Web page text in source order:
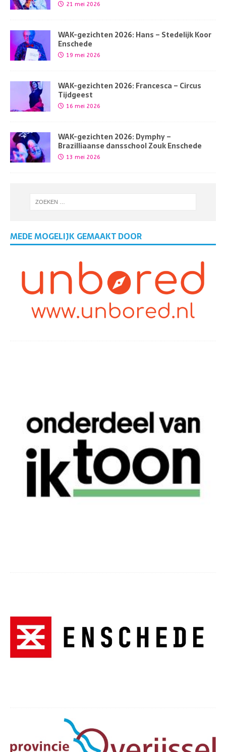
21 mei 2026
WAK-gezichten 2026: Hans – Stedelijk Koor
Enschede
19 mei 2026
WAK-gezichten 2026: Francesca – Circus
Tijdgeest
16 mei 2026
WAK-gezichten 2026: Dymphy –
Brazilliaanse dansschool Zouk Enschede
13 mei 2026
MEDE MOGELIJK GEMAAKT DOOR